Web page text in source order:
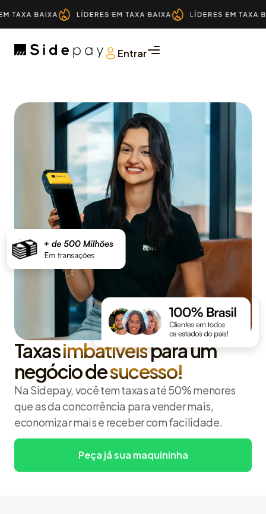
Entrar
Taxasimbatíveispara um
negócio desucesso!
Na Sidepay, você tem taxas até 50% menores
que as da concorrência para vender mais,
economizar mais e receber com facilidade.
Peça já sua maquininha